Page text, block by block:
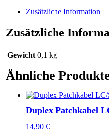
VE10
0,25m
Menge
Zusätzliche Information
Zusätzliche
Gewicht 0,1 kg
Ähnliche Produkte
Duplex Patchkabel
14,90 €